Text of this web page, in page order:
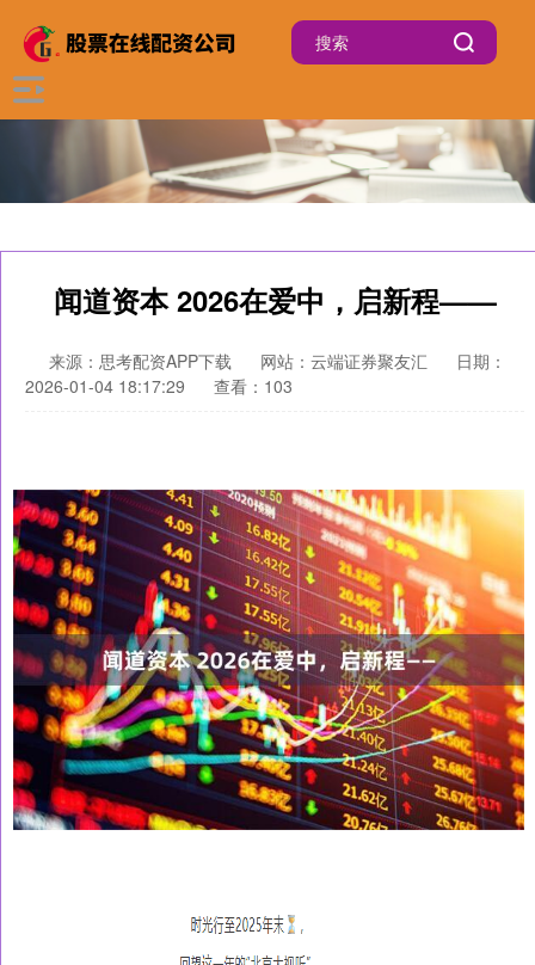
闻道资本 2026在爱中，启新程——
来源：思考配资APP下载 网站：云端证券聚友汇
日期：
2026-01-04 18:17:29
查看：103